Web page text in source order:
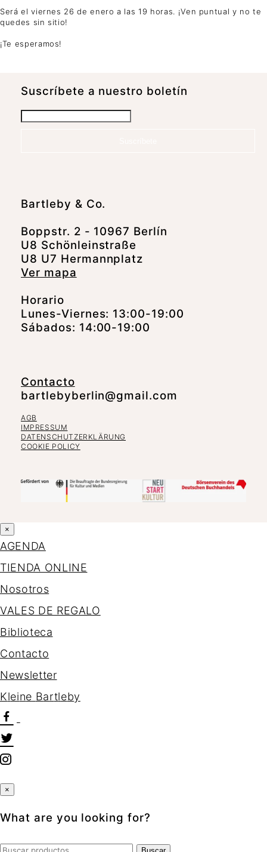
Será el viernes 26 de enero a las 19 horas. ¡Ven puntual y no te
quedes sin sitio!
¡Te esperamos!
Suscrí­bete a nuestro boletín
Bartleby & Co.
Boppstr. 2 - 10967 Berlín
U8 Schönleinstraße
U8 U7 Hermannplatz
Ver mapa
Horario
Lunes-Viernes: 13:00-19:00
Sábados: 14:00-19:00
Contacto
bartlebyberlin@gmail.com
AGB
IMPRESSUM
DATENSCHUTZERKLÄRUNG
COOKIE POLICY
×
AGENDA
TIENDA ONLINE
Nosotros
VALES DE REGALO
Biblioteca
Contacto
Newsletter
Kleine Bartleby
×
What are you looking for?
Buscar